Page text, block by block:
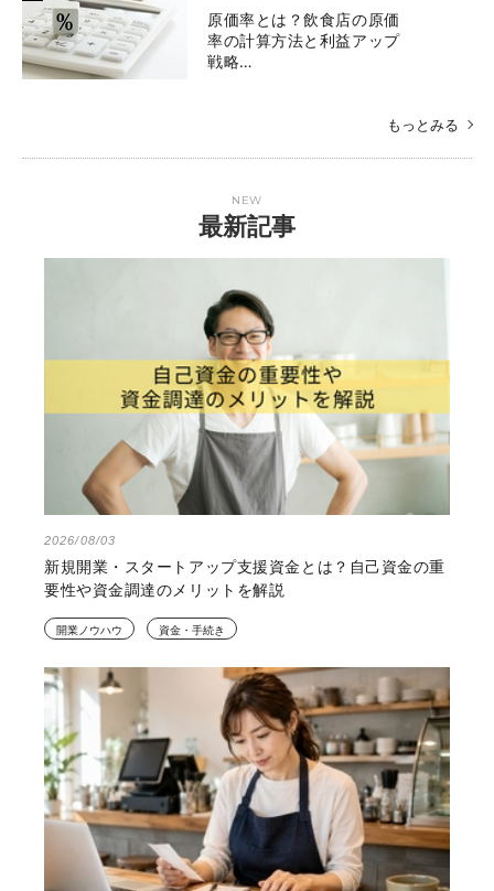
原価率とは？飲食店の原価
率の計算方法と利益アップ
戦略…
もっとみる
NEW
最新記事
2026/08/03
新規開業・スタートアップ支援資金とは？自己資金の重
要性や資金調達のメリットを解説
開業ノウハウ 資金・手続き